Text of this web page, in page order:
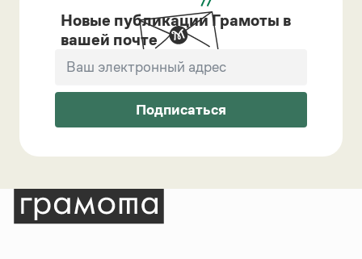
Новые публикации Грамоты в
вашей почте
Подписаться